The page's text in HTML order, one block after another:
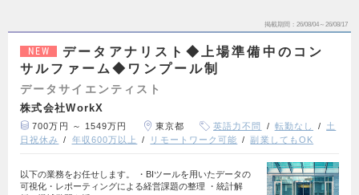
掲載期間 26/08/04～26/08/17
NEW
データアナリスト◆上場準備中のコン
サルファーム◆ワンプール制
データサイエンティスト
株式会社WorkX
700万円 ～ 1549万円 東京都 英語力不問 転勤なし
土
日祝休み
年収600万以上 リモートワーク可能 副業してもOK
以下の業務をお任せします。 ・BIツールを用いたデータの
可視化・レポーティングによる経営課題の整理 ・統計解